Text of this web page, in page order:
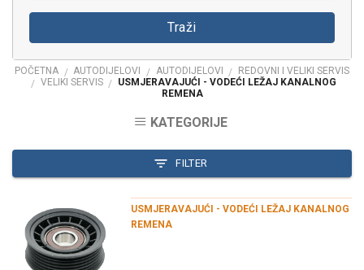
Traži
POČETNA / AUTODIJELOVI / AUTODIJELOVI /
REDOVNI I VELIKI SERVIS
/ VELIKI SERVIS / USMJERAVAJUĆI - VODEĆI LEŽAJ KANALNOG
REMENA
KATEGORIJE
FILTER
USMJERAVAJUĆI - VODEĆI LEŽAJ KANALNOG
REMENA